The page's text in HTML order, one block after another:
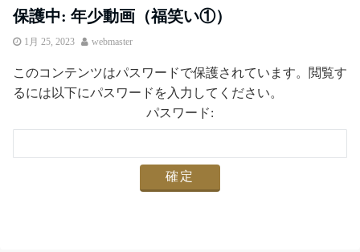
保護中: 年少動画（福笑い①）
1月 25, 2023 webmaster
このコンテンツはパスワードで保護されています。閲覧す
るには以下にパスワードを入力してください。
パスワード: